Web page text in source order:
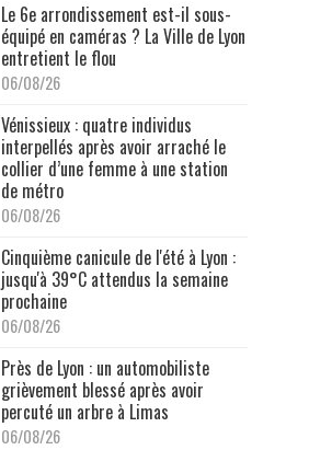
Le 6e arrondissement est-il sous-
équipé en caméras ? La Ville de Lyon
entretient le flou
06/08/26
Vénissieux : quatre individus
interpellés après avoir arraché le
collier d’une femme à une station
de métro
06/08/26
Cinquième canicule de l'été à Lyon :
jusqu'à 39°C attendus la semaine
prochaine
06/08/26
Près de Lyon : un automobiliste
grièvement blessé après avoir
percuté un arbre à Limas
06/08/26